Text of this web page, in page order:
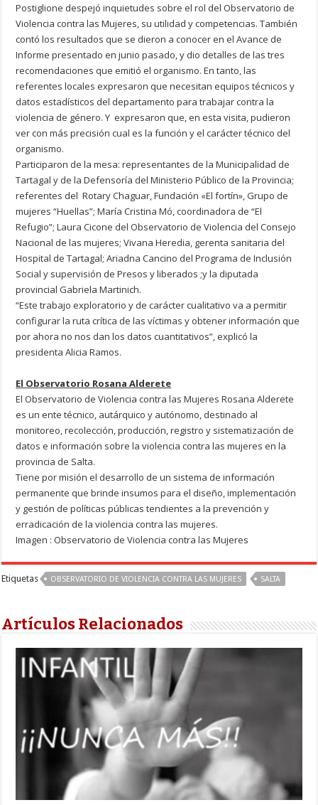
Postiglione despejó inquietudes sobre el rol del Observatorio de
Violencia contra las Mujeres, su utilidad y competencias. También
contó los resultados que se dieron a conocer en el Avance de
Informe presentado en junio pasado, y dio detalles de las tres
recomendaciones que emitió el organismo. En tanto, las
referentes locales expresaron que necesitan equipos técnicos y
datos estadísticos del departamento para trabajar contra la
violencia de género. Y expresaron que, en esta visita, pudieron
ver con más precisión cual es la función y el carácter técnico del
organismo.
Participaron de la mesa: representantes de la Municipalidad de
Tartagal y de la Defensoría del Ministerio Público de la Provincia;
referentes del Rotary Chaguar, Fundación «El fortín», Grupo de
mujeres “Huellas”; María Cristina Mó, coordinadora de “El
Refugio”; Laura Cicone del Observatorio de Violencia del Consejo
Nacional de las mujeres; Vivana Heredia, gerenta sanitaria del
Hospital de Tartagal; Ariadna Cancino del Programa de Inclusión
Social y supervisión de Presos y liberados ;y la diputada
provincial Gabriela Martinich.
“Este trabajo exploratorio y de carácter cualitativo va a permitir
configurar la ruta crítica de las víctimas y obtener información que
por ahora no nos dan los datos cuantitativos”, explicó la
presidenta Alicia Ramos.
El Observatorio Rosana Alderete
El Observatorio de Violencia contra las Mujeres Rosana Alderete
es un ente técnico, autárquico y autónomo, destinado al
monitoreo, recolección, producción, registro y sistematización de
datos e información sobre la violencia contra las mujeres en la
provincia de Salta.
Tiene por misión el desarrollo de un sistema de información
permanente que brinde insumos para el diseño, implementación
y gestión de políticas públicas tendientes a la prevención y
erradicación de la violencia contra las mujeres.
Imagen : Observatorio de Violencia contra las Mujeres
Etiquetas OBSERVATORIO DE VIOLENCIA CONTRA LAS MUJERES SALTA
Artículos Relacionados